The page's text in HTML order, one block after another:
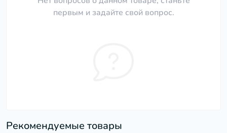
первым и задайте свой вопрос.
Рекомендуемые товары